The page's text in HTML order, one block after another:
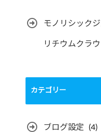
モノリシック
リチウムクラ
カテゴリー
ブログ設定 (4)